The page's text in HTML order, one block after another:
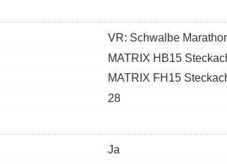
VR: Schwalbe
MATRIX HB15
MATRIX FH15
28
Ja